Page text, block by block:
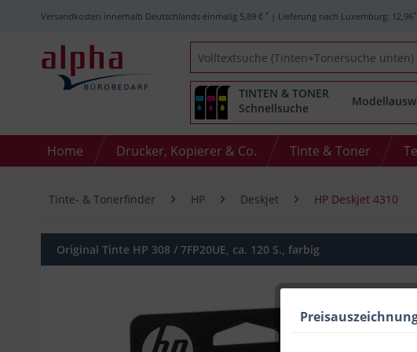
Versandkosten innerhalb Deutschlands einmalig 5,89 € * | Lieferung nach Luxemburg: 12,96*
TINTEN & TONER
Schnellsuche
Home Drucker, Kopierer & Co. Tinte & Toner
Tinte- & Tonerfinder HP Deskjet HP Deskjet 4310
Original Tinte HP 308 / 7FP20UE, ca. 120 S., farbig